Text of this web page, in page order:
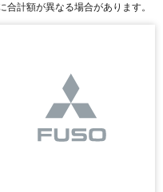
計額が異なる場合があります。